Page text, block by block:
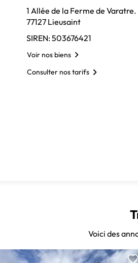
1 Allée de la Ferme de Varatre.
77127 Lieusaint
SIREN: 503676421
Voir nos biens
Consulter nos tarifs
Voici des